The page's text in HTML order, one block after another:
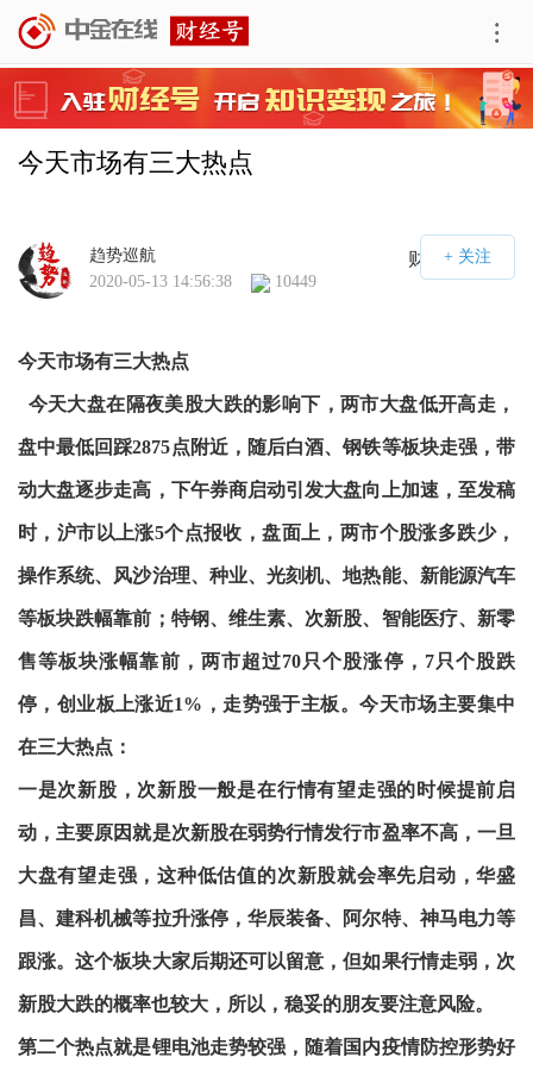
今天市场有三大热点
财经号APP
趋势巡航
2020-05-13 14:56:38
10449
今天市场有三大热点
今天大盘在隔夜美股大跌的影响下，两市大盘低开高走，
盘中最低回踩2875点附近，随后白酒、钢铁等板块走强，带
动大盘逐步走高，下午券商启动引发大盘向上加速，至发稿
时，沪市以上涨5个点报收，盘面上，两市个股涨多跌少，
操作系统、风沙治理、种业、光刻机、地热能、新能源汽车
等板块跌幅靠前；特钢、维生素、次新股、智能医疗、新零
售等板块涨幅靠前，两市超过70只个股涨停，7只个股跌
停，创业板上涨近1%，走势强于主板。今天市场主要集中
在三大热点：
一是次新股，次新股一般是在行情有望走强的时候提前启
动，主要原因就是次新股在弱势行情发行市盈率不高，一旦
大盘有望走强，这种低估值的次新股就会率先启动，华盛
昌、建科机械等拉升涨停，华辰装备、阿尔特、神马电力等
跟涨。这个板块大家后期还可以留意，但如果行情走弱，次
新股大跌的概率也较大，所以，稳妥的朋友要注意风险。
第二个热点就是锂电池走势较强，随着国内疫情防控形势好